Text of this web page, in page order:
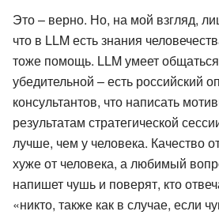
Это – верно. Но, на мой взгляд,
что в LLM есть знания
тоже помощь. LLM умеет
убедительной – есть российский
консультантов, что написать
результатам стратегической
лучше, чем у человека. Качество
хуже от человека, а любимый
напишет чушь и поверят, кто
«никто, также как в случае, если